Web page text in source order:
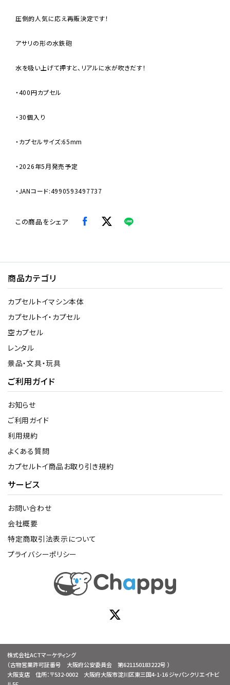
圧倒的人気に応え再販決定です！
アサリの形の水鉄砲
水を吸い上げて押すと、リアルに水が吹きだす！
・400円カプセル
・30個入り
・カプセルサイズ:65mm
・2026年5月発売予定
・JANコード:4990593497737
この商品をシェア
商品カテゴリ
カプセルトイマシン本体
カプセルトイ・カプセル
空カプセル
レンタル
景品・文具・玩具
ご利用ガイド
お知らせ
ご利用ガイド
利用規約
よくある質問
カプセルトイ商品お取り引き規約
サービス
お問い合わせ
会社概要
特定商取引法表示について
プライバシーポリシー
株式会社ACTマーケティング
（古物営業許可証番号 大阪府公安委員会 第621150183222号 ）
大阪支店 住所：〒532-0002 大阪府大阪市淀川区東三国4-1-16 ジャパンクリエイトビ